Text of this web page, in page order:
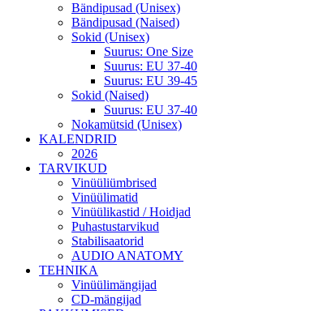
Bändipusad (Unisex)
Bändipusad (Naised)
Sokid (Unisex)
Suurus: One Size
Suurus: EU 37-40
Suurus: EU 39-45
Sokid (Naised)
Suurus: EU 37-40
Nokamütsid (Unisex)
KALENDRID
2026
TARVIKUD
Vinüüliümbrised
Vinüülimatid
Vinüülikastid / Hoidjad
Puhastustarvikud
Stabilisaatorid
AUDIO ANATOMY
TEHNIKA
Vinüülimängijad
CD-mängijad